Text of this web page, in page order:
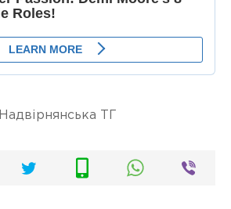
Надвірнянська ТГ